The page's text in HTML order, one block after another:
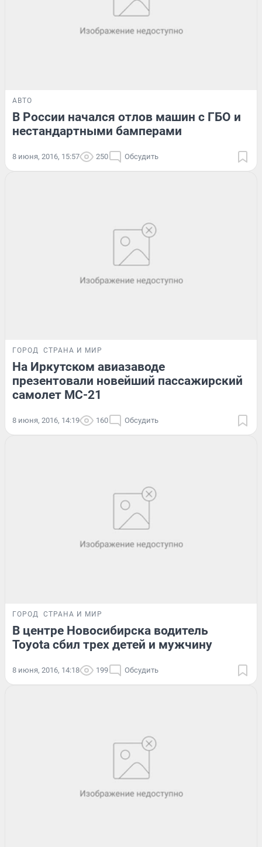
АВТО
В России начался отлов машин с ГБО и
нестандартными бамперами
8 июня, 2016, 15:57 250 Обсудить
ГОРОД СТРАНА И МИР
На Иркутском авиазаводе
презентовали новейший пассажирский
самолет МС-21
8 июня, 2016, 14:19 160 Обсудить
ГОРОД СТРАНА И МИР
В центре Новосибирска водитель
Toyota сбил трех детей и мужчину
8 июня, 2016, 14:18 199 Обсудить